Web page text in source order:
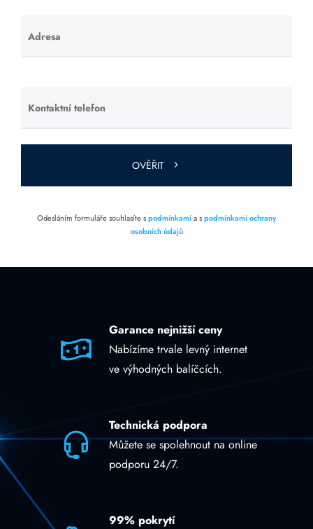
Adresa
Ponechte
toto pole
Kontaktní telefon
Ponechte
toto pole
prázdné.
OVĚŘIT
Odesláním formuláře souhlasíte spodmínkamia spodmínkami ochrany
osobních údajů
Garance nejnižší ceny
Nabízíme trvale levný internet
ve výhodných balíčcích.
Technická podpora
Můžete se spolehnout na online
podporu 24/7.
99% pokrytí